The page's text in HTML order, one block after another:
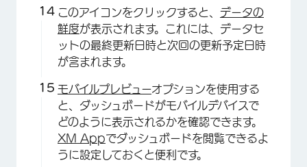
×
このアイコンをクリックすると、 データの
鮮度が表示されます。これには、データセ
ットの最終更新日時と次回の更新予定日時
が含まれます。
モバイルプレビューオプションを使用する
と、ダッシュボードがモバイルデバイスで
どのように表示されるかを確認できます。
XM Appでダッシュボードを閲覧できるよ
うに設定しておくと便利です。